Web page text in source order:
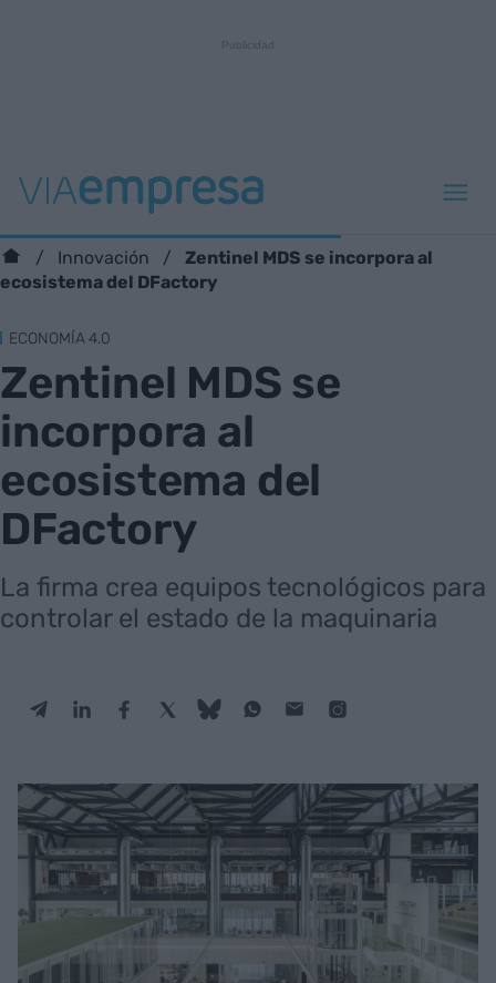
Innovación
Zentinel MDS se incorpora al
ecosistema del DFactory
ECONOMÍA 4.0
Zentinel MDS se
incorpora al
ecosistema del
DFactory
La firma crea equipos tecnológicos para
controlar el estado de la maquinaria